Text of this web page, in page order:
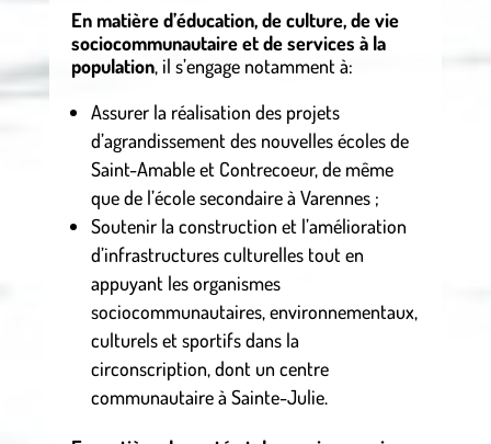
En matière d’éducation, de culture, de vie
sociocommunautaire et de services à la
population, il s’engage notamment à:
Assurer la réalisation des projets
d’agrandissement des nouvelles écoles de
Saint-Amable et Contrecoeur, de même
que de l’école secondaire à Varennes ;
Soutenir la construction et l’amélioration
d’infrastructures culturelles tout en
appuyant les organismes
sociocommunautaires, environnementaux,
culturels et sportifs dans la
circonscription, dont un centre
communautaire à Sainte-Julie.